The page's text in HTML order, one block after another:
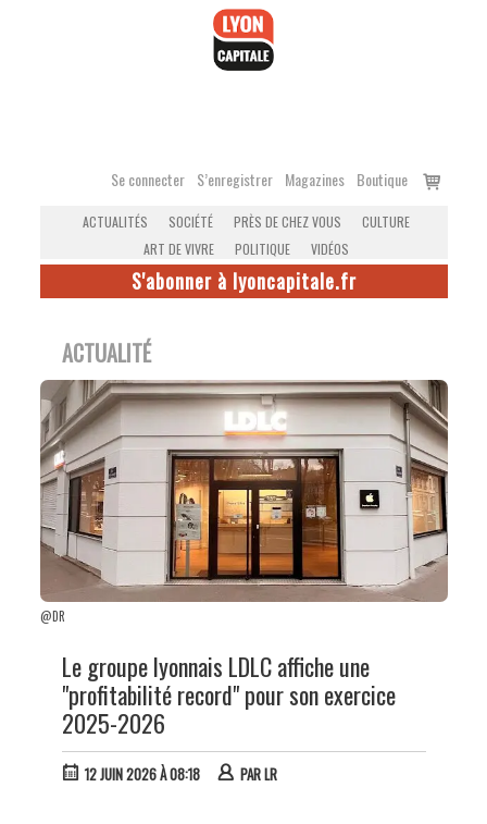
Se connecter S’enregistrer Magazines Boutique
Voir
ACTUALITÉS SOCIÉTÉ PRÈS DE CHEZ VOUS
CULTURE
ART DE VIVRE
POLITIQUE VIDÉOS
S'abonner à lyoncapitale.fr
ACTUALITÉ
@DR
Le groupe lyonnais LDLC affiche une
"profitabilité record" pour son exercice
2025-2026
12 JUIN 2026 À 08:18 PARLR